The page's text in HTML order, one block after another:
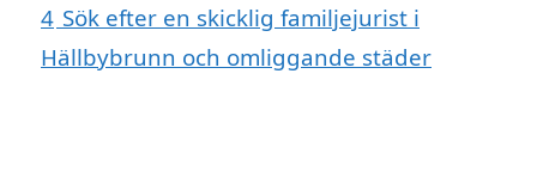
4 Sök efter en skicklig familjejurist i
Hällbybrunn och omliggande städer